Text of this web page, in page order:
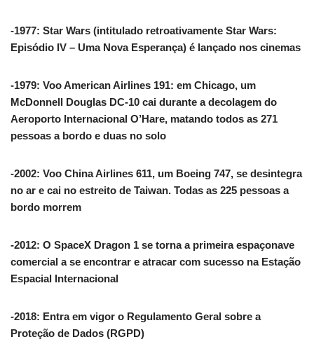
-1977: Star Wars (intitulado retroativamente Star Wars:
Episódio IV – Uma Nova Esperança) é lançado nos cinemas
-1979: Voo American Airlines 191: em Chicago, um
McDonnell Douglas DC-10 cai durante a decolagem do
Aeroporto Internacional O’Hare, matando todos as 271
pessoas a bordo e duas no solo
-2002: Voo China Airlines 611, um Boeing 747, se desintegra
no ar e cai no estreito de Taiwan. Todas as 225 pessoas a
bordo morrem
-2012: O SpaceX Dragon 1 se torna a primeira espaçonave
comercial a se encontrar e atracar com sucesso na Estação
Espacial Internacional
-2018: Entra em vigor o Regulamento Geral sobre a
Proteção de Dados (RGPD)